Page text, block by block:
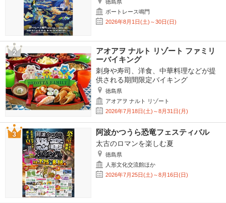
徳島県
ボートレース鳴門
2026年8月1日(土)～30日(日)
アオアヲ ナルト リゾート ファミリ
ーバイキング
刺身や寿司、洋食、中華料理などが提
供される期間限定バイキング
徳島県
アオアヲ ナルト リゾート
2026年7月18日(土)～8月31日(月)
阿波かつうら恐竜フェスティバル
太古のロマンを楽しむ夏
徳島県
人形文化交流館ほか
2026年7月25日(土)～8月16日(日)